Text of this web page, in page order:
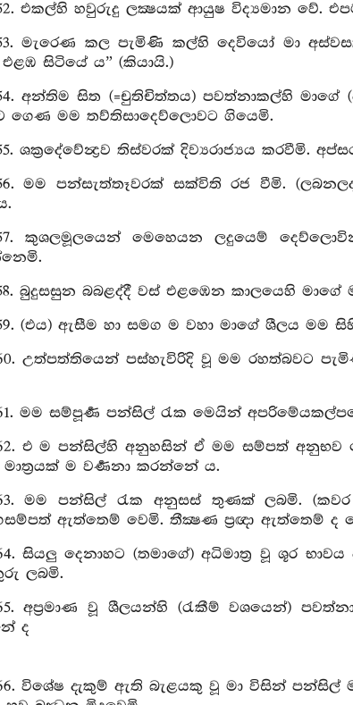
එකල්හි හවුරුදු ලක්‍ෂයක් ආයුෂ විද්‍යමාන වේ.
මැරෙණ කල පැමිණි කල්හි දෙවියෝ මා
සිටියේ යˮ (කියායි.)
අන්තිම සිත (=චුතිචිත්තය) පවත්නාකල්හි
ගෙණ මම තව්තිසාදෙව්ලොවට ගියෙමි.
ශක්‍රදේවේන්‍ද්‍රව තිස්වරක් දිව්‍යරාජ්‍යය කරවීමි.
මම පන්සැත්තෑවරක් සක්විති රජ වීමි.
කුශලමූලයෙන් මෙහෙයන ලදුයෙම්
බුදුසසුන බබළද්දී වස් එළඹෙන කාලයෙහි
(එය) ඇසීම හා සමග ම වහා මාගේ ශීලය මම
උත්පත්තියෙන් පස්හැවිරිදි වූ මම රහත්බවට
මම සම්පූර්‍ණ පන්සිල් රැක මෙයින්
එ ම පන්සිල්හි අනුහසින් ඒ මම සම්පත්
ම වර්‍ණනා කරන්නේ ය.
මම පන්සිල් රැක අනුසස් තුණක් ලබමි.
ඇත්තෙම් වෙමි. තීක්‍ෂණ ප්‍රඥා ඇත්තෙම් ද
සියලු දෙනාහට (තමාගේ) අධිමාත්‍ර වූ ශූර
ලබමි.
අප්‍රමාණ වූ ශීලයන්හි (රැකීම් වශයෙන්)
ද
විශේෂ දැකුම් ඇති බැළයකු වූ මා විසින්